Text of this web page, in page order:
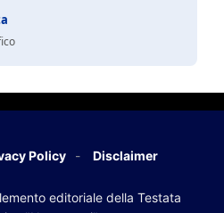
Policy Disclaimer
editoriale della Testata